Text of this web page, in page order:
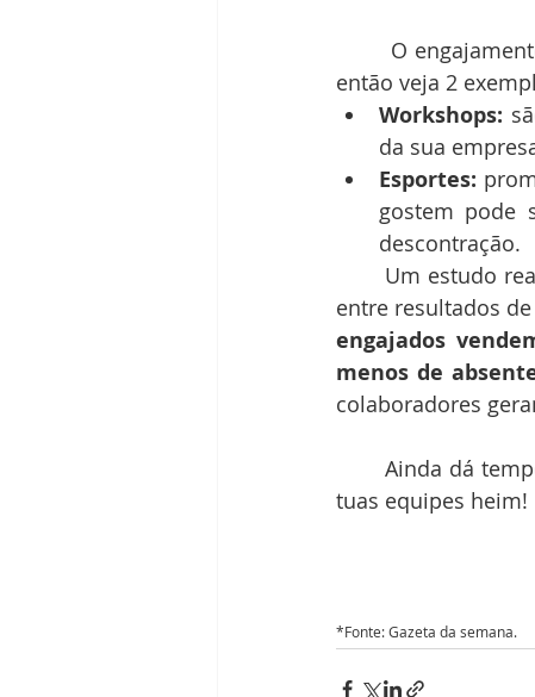
então veja 2
Workshops:
da sua
Esportes:
gostem pode
descontração.
entre resultados
engajados
menos de
colaboradores
tuas equipes heim!
*Fonte: Gazeta da semana.